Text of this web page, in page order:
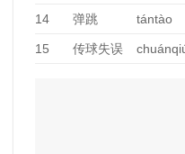
14 弹跳 tántào
15 传球失误